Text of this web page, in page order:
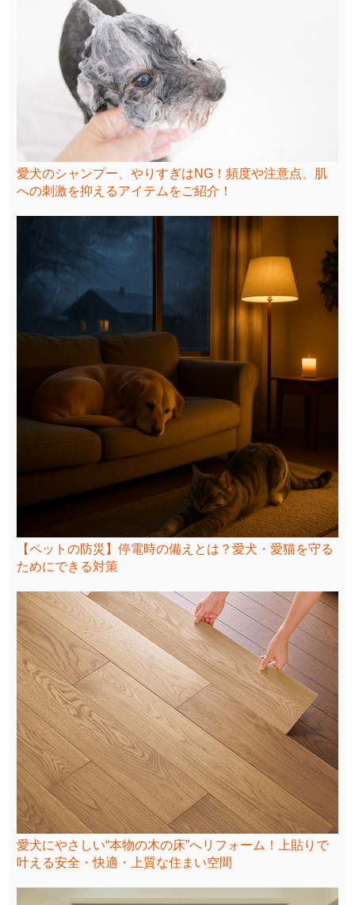
愛犬のシャンプー、やりすぎはNG！頻度や注意点、肌
への刺激を抑えるアイテムをご紹介！
【ペットの防災】停電時の備えとは？愛犬・愛猫を守る
ためにできる対策
愛犬にやさしい“本物の木の床”へリフォーム！上貼りで
叶える安全・快適・上質な住まい空間